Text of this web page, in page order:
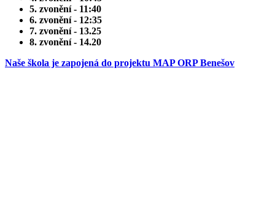
5. zvonění - 11:40
6. zvonění - 12:35
7. zvonění - 13.25
8. zvonění - 14.20
Naše škola je zapojená do projektu MAP ORP Benešov